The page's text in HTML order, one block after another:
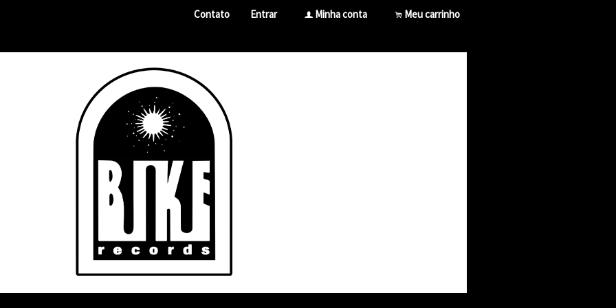
Contato Entrar f Minha conta . Meu carrinho